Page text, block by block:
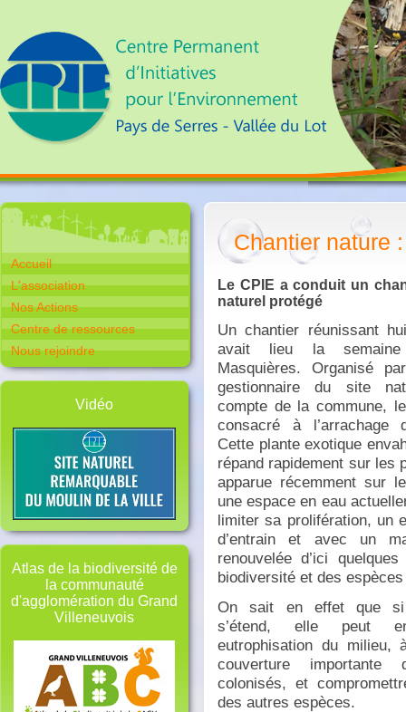
Accueil
L'association
Nos Actions
Centre de ressources
Nous rejoindre
Vidéo
Atlas de la biodiversité de
la communauté
d'agglomération du Grand
Villeneuvois
Chantier nature
Le CPIE a conduit un
naturel protégé
Un chantier réunissant
avait lieu la
Masquières. Organisé
gestionnaire du site
compte de la commune,
consacré à l’arrachage
Cette plante exotique
répand rapidement sur les
apparue récemment sur
une espace en eau
limiter sa prolifération, un
d’entrain et avec un
renouvelée d’ici
biodiversité et des
On sait en effet que si
s’étend, elle peut
eutrophisation du milieu,
couverture importante
colonisés, et
des autres espèces.